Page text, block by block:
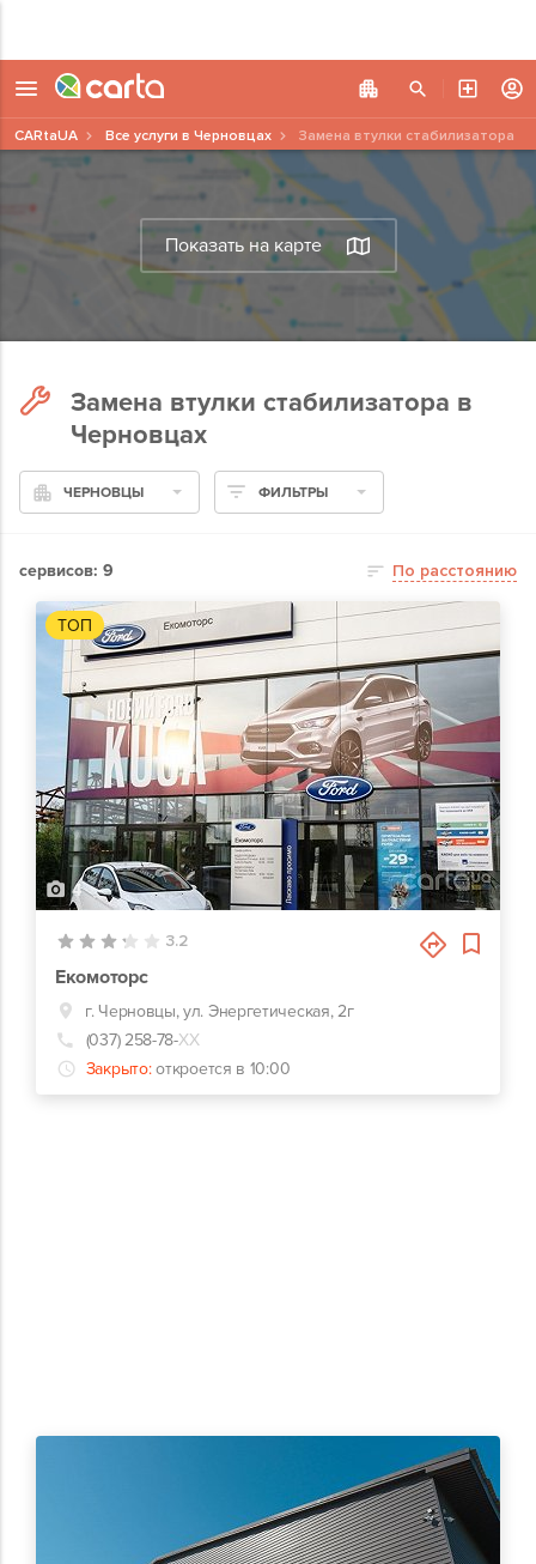
Показать на карте
CARtaUA Все услуги в Черновцах Замена втулки стабилизатора
Замена втулки стабилизатора в
Черновцах
ЧЕРНОВЦЫ ФИЛЬТРЫ
сервисов: 9 По расстоянию
ТОП
4
3.2
Екомоторс
г. Черновцы, ул. Энергетическая, 2г
(037) 258-78-ХХ
Закрыто: откроется в 10:00